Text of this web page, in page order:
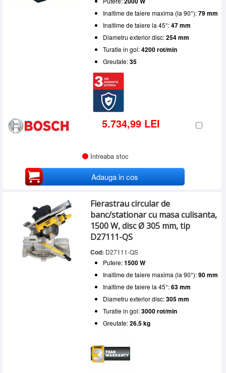
Inaltime de taiere maxima (la 90°):79 mm
Inaltime de taiere la 45°:47 mm
Diametru exterior disc:254 mm
Turatie in gol:4200 rot/min
Greutate:35
5.734,99 LEI
Intreaba stoc
Adauga in cos
Fierastrau circular de
banc/stationar cu masa culisanta,
1500 W, disc Ø 305 mm, tip
D27111-QS
Cod: D27111-QS
Putere:1500 W
Inaltime de taiere maxima (la 90°):90 mm
Inaltime de taiere la 45°:63 mm
Diametru exterior disc:305 mm
Turatie in gol:3000 rot/min
Greutate:26.5 kg